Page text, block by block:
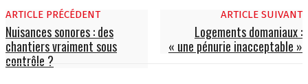
ARTICLE PRÉCÉDENT
Nuisances sonores : des
chantiers vraiment sous
contrôle ?
ARTICLE SUIVANT
Logements domaniaux :
« une pénurie inacceptable »